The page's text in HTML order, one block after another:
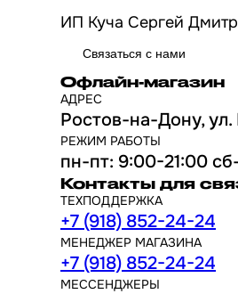
ИП Куча Сергей
Связаться с нами
Офлайн-магазин
АДРЕС
Ростов-на-Дону, ул.
РЕЖИМ РАБОТЫ
пн-пт: 9:00-21:00
Контакты для
ТЕХПОДДЕРЖКА
+7 (918) 852-24-24
МЕНЕДЖЕР МАГАЗИНА
+7 (918) 852-24-24
МЕССЕНДЖЕРЫ